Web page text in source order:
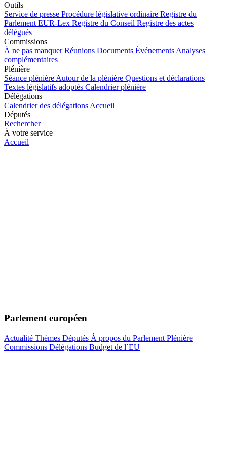
Outils
Service de presse Procédure législative ordinaire Registre du
Parlement EUR-Lex Registre du Conseil Registre des actes
délégués
Commissions
À ne pas manquer Réunions Documents Événements Analyses
complémentaires
Plénière
Séance plénière Autour de la plénière Questions et déclarations
Textes législatifs adoptés Calendrier plénière
Délégations
Calendrier des délégations Accueil
Députés
Rechercher
À votre service
Accueil
Parlement européen
Actualité Thèmes Députés À propos du Parlement Plénière
Commissions Délégations Budget de l´EU